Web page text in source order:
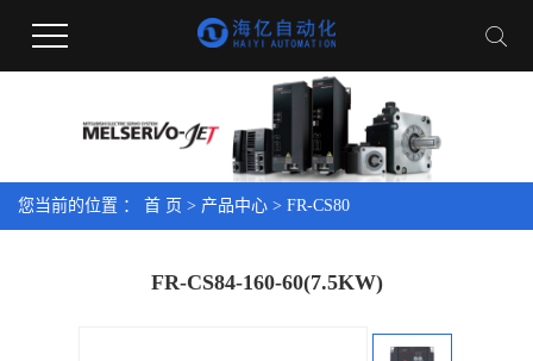
您当前的位置 ： 首 页 > 产品中心 > FR-CS80
FR-CS84-160-60(7.5KW)